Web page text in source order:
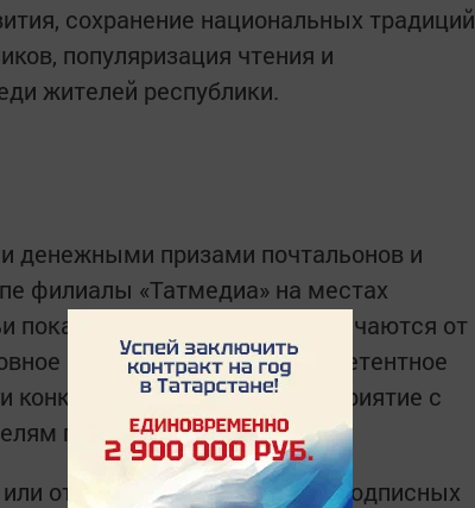
сохранение национальных традиций
популяризация чтения и
жителей республики.
денежными призами почтальонов и
филиалы «Татмедиа» на местах
показатели значительно отличаются от
подразделение, где компетентное
и организует мероприятие с
призов.
отделения связи прирост подписных